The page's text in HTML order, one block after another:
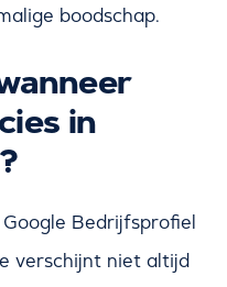
boodschap.
in
Bedrijfsprofiel
verschijnt niet altijd